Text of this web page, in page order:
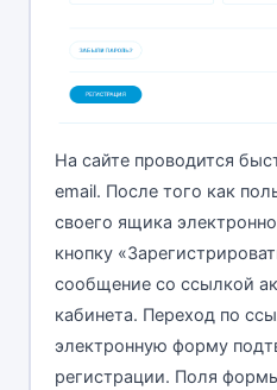
На сайте проводится
email. После того как
своего ящика
кнопку
сообщение со ссылкой
кабинета. Переход по
электронную форму
регистрации. Поля